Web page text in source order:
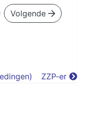
Volgende
ZZP-er